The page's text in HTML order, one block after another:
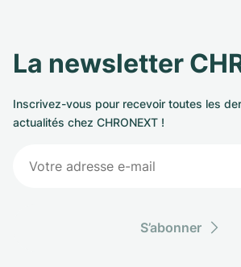
La newsletter
Inscrivez-vous pour recevoir toutes les
actualités chez CHRONEXT !
S’abonner